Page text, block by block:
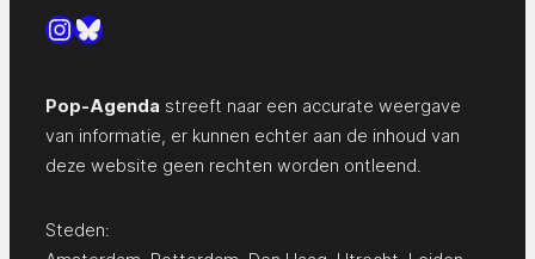
Instagram
Bluesky
Pop-Agenda streeft naar een accurate weergave
van informatie, er kunnen echter aan de inhoud van
deze website geen rechten worden ontleend.
Steden: